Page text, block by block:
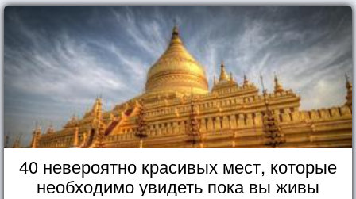
40 невероятно красивых мест, которые
необходимо увидеть пока вы живы